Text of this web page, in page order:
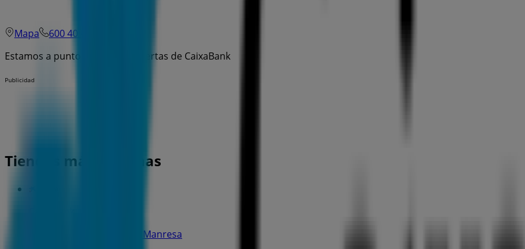
Mapa
600 40 40 90
Estamos a punto de publicar ofertas de CaixaBank
Publicidad
Tiendas más cercanas
C. Muralla Del Carme, 17, Manresa